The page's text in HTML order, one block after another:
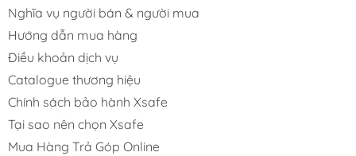
Nghĩa vụ người bán & người mua
Hướng dẫn mua hàng
Điều khoản dịch vụ
Catalogue thương hiệu
Chính sách bảo hành Xsafe
Tại sao nên chọn Xsafe
Mua Hàng Trả Góp Online